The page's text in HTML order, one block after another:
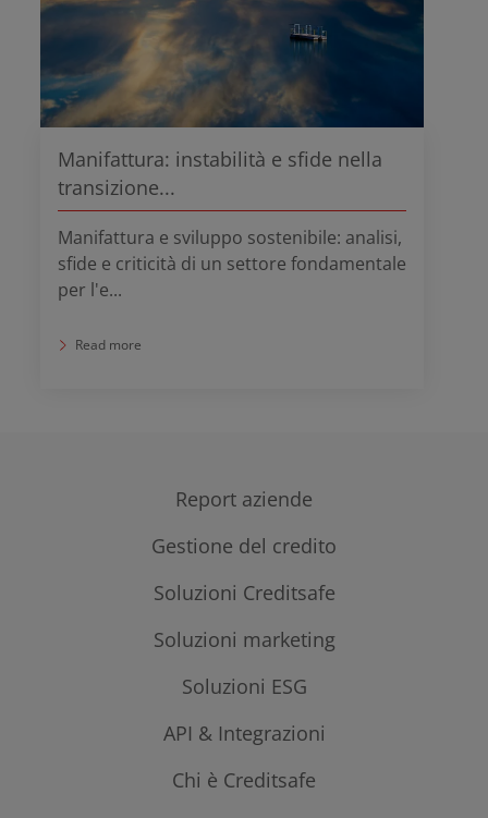
Manifattura: instabilità e sfide nella
transizione...
Manifattura e sviluppo sostenibile: analisi,
sfide e criticità di un settore fondamentale
per l'e...
Read more
Report aziende
Report aziende italiane
Report aziende estere
Gestione del credito
Esperienze di pagamento aziende
Mediazione creditizia
Soluzioni Creditsafe
Pacchetti Creditsafe
Soluzioni marketing
Come trovare clienti potenziali
Dati anagrafici aziendali arricchiti
Soluzioni ESG
ESG Risk
ESG Rating
API & Integrazioni
Integrazione dati Connect
Chi è Creditsafe